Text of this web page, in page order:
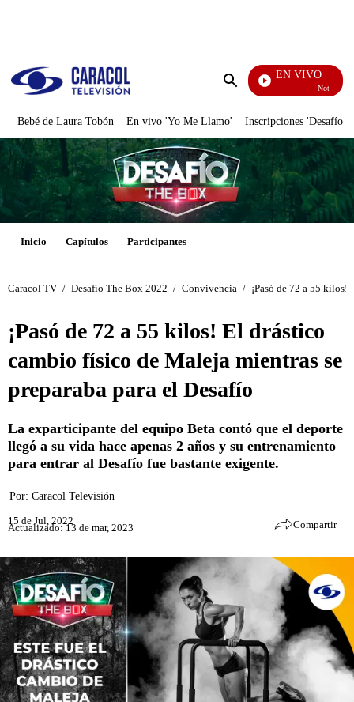
Enviar
EN VIVO
Noticias
Bebé de Laura Tobón En vivo 'Yo Me Llamo' Inscripciones 'Desafío'
Inicio Capítulos Participantes
Caracol TV / Desafío The Box 2022 / Convivencia / ¡Pasó de 72 a 55
¡Pasó de 72 a 55 kilos! El drástico
cambio físico de Maleja mientras se
preparaba para el Desafío
La exparticipante del equipo Beta contó que el deporte
llegó a su vida hace apenas 2 años y su entrenamiento
para entrar al Desafío fue bastante exigente.
Por: Caracol Televisión
15 de Jul, 2022
Actualizado: 13 de mar, 2023 Compartir